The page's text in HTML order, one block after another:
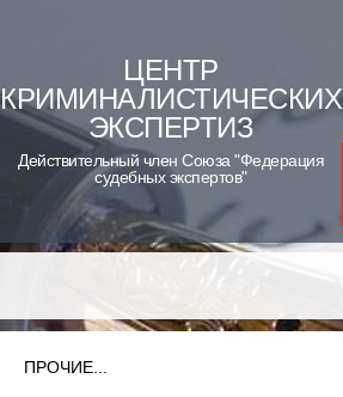
content
ЦЕНТР
КРИМИНАЛИСТИЧЕСКИХ
ЭКСПЕРТИЗ
Действительный член Союза "Федерация
судебных экспертов"
ПРОЧИЕ...